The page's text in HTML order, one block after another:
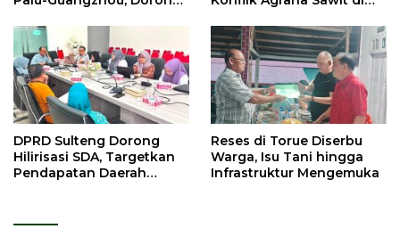
DPRD Sulteng Dorong
Hilirisasi SDA, Targetkan
Pendapatan Daerah
Reses di Torue Diserbu
Warga, Isu Tani hingga
Infrastruktur Mengemuka